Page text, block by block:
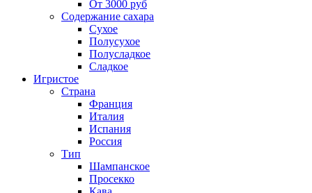
От 3000 руб
Содержание сахара
Сухое
Полусухое
Полусладкое
Сладкое
Игристое
Страна
Франция
Италия
Испания
Россия
Тип
Шампанское
Просекко